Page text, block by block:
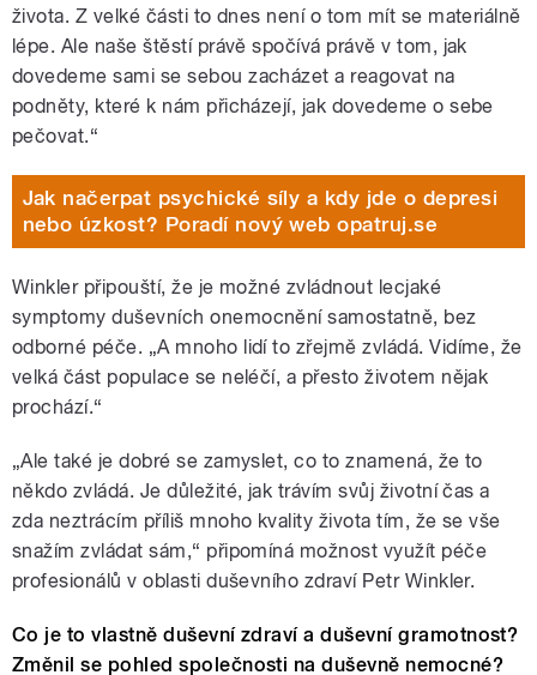
života. Z velké části to dnes není o tom mít se materiálně
lépe. Ale naše štěstí právě spočívá právě v tom, jak
dovedeme sami se sebou zacházet a reagovat na
podněty, které k nám přicházejí, jak dovedeme o sebe
pečovat.“
Jak načerpat psychické síly a kdy jde o depresi
nebo úzkost? Poradí nový web opatruj.se
Winkler připouští, že je možné zvládnout lecjaké
symptomy duševních onemocnění samostatně, bez
odborné péče. „A mnoho lidí to zřejmě zvládá. Vidíme, že
velká část populace se neléčí, a přesto životem nějak
prochází.“
„Ale také je dobré se zamyslet, co to znamená, že to
někdo zvládá. Je důležité, jak trávím svůj životní čas a
zda neztrácím příliš mnoho kvality života tím, že se vše
snažím zvládat sám,“ připomíná možnost využít péče
profesionálů v oblasti duševního zdraví Petr Winkler.
Co je to vlastně duševní zdraví a duševní gramotnost?
Změnil se pohled společnosti na duševně nemocné?